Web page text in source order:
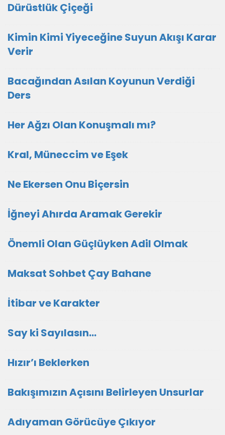
Dürüstlük Çiçeği
Kimin Kimi Yiyeceğine Suyun Akışı Karar
Verir
Bacağından Asılan Koyunun Verdiği
Ders
Her Ağzı Olan Konuşmalı mı?
Kral, Müneccim ve Eşek
Ne Ekersen Onu Biçersin
İğneyi Ahırda Aramak Gerekir
Önemli Olan Güçlüyken Adil Olmak
Maksat Sohbet Çay Bahane
İtibar ve Karakter
Say ki Sayılasın...
Hızır’ı Beklerken
Bakışımızın Açısını Belirleyen Unsurlar
Adıyaman Görücüye Çıkıyor